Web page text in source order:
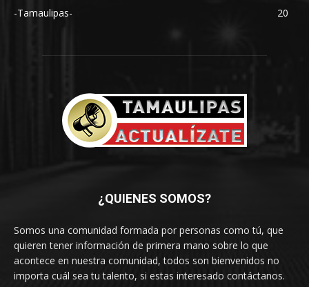
-Tamaulipas-
20
¿QUIENES SOMOS?
Somos una comunidad formada por personas como tú, que
quieren tener información de primera mano sobre lo que
acontece en nuestra comunidad, todos son bienvenidos no
importa cuál sea tu talento, si estas interesado contáctanos.